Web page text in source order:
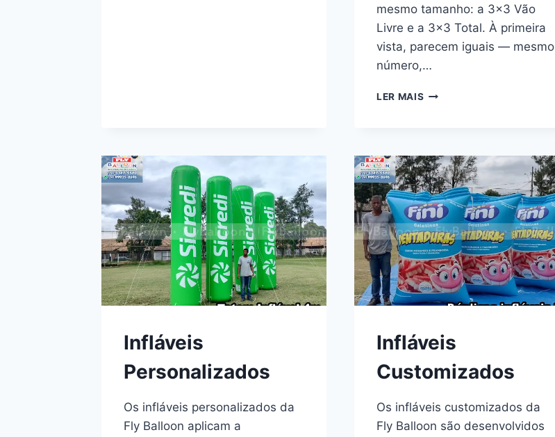
mesmo tamanho: a 3×3 Vão
Livre e a 3×3 Total. À primeira
vista, parecem iguais — mesmo
número,…
LER MAIS TENDA
OU
TOTAL?
ENTENDA
A
DIFERENÇA
Infláveis
Personalizados
Os infláveis personalizados da
Fly Balloon aplicam a
Infláveis
Customizados
Os infláveis customizados da
Fly Balloon são desenvolvidos